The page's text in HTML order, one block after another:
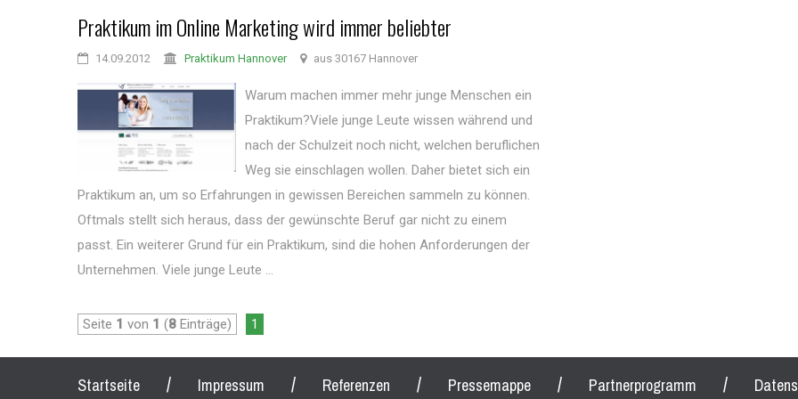
Praktikum im Online Marketing wird immer beliebter
14.09.2012 Praktikum Hannover aus 30167 Hannover
Warum machen immer mehr junge Menschen ein
Praktikum?Viele junge Leute wissen während und
nach der Schulzeit noch nicht, welchen beruflichen
Weg sie einschlagen wollen. Daher bietet sich ein
Praktikum an, um so Erfahrungen in gewissen Bereichen sammeln zu können.
Oftmals stellt sich heraus, dass der gewünschte Beruf gar nicht zu einem
passt. Ein weiterer Grund für ein Praktikum, sind die hohen Anforderungen der
Unternehmen. Viele junge Leute ...
Seite 1 von 1 (8 Einträge) 1
Startseite / Impressum / Referenzen / Pressemappe / Partnerprogramm /